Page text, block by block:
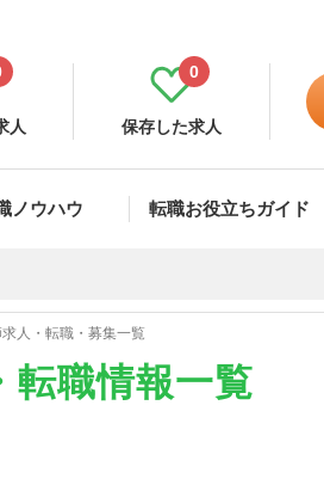
人 保存した求人
0
ノウハウ 転職お役立ちガイド
人・転職・募集一覧
転職情報一覧